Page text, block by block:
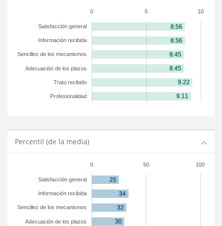
0 5 10
Satisfacción general
Información recibida
Sencillez de los mecanismos
Adecuación de los plazos
Trato recibido
Profesionalidad
Percentil (de la media)
0 50 100
Satisfacción general
Información recibida
Sencillez de los mecanismos
Adecuación de los plazos